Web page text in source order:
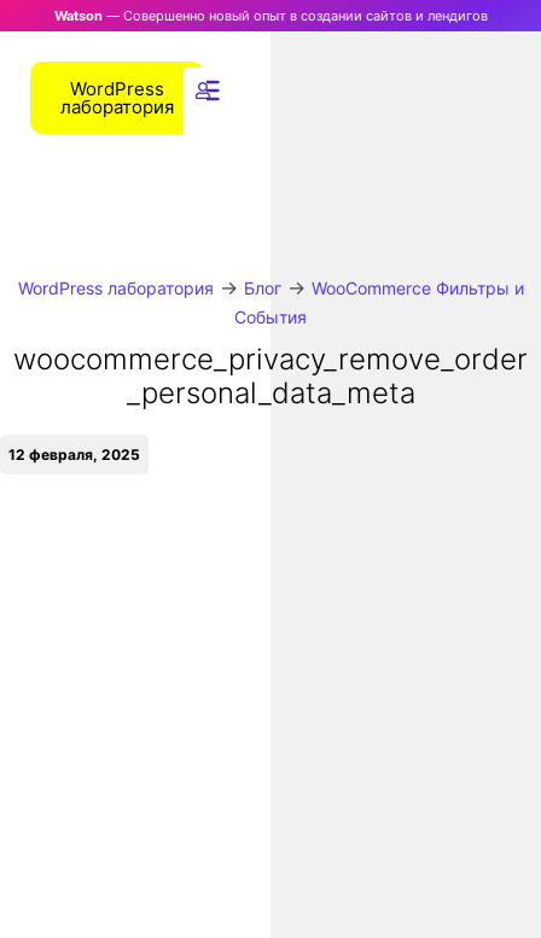
Watson— Совершенно новый опыт в создании сайтов и лендигов
WordPress
лаборатория
WordPress лаборатория → Блог→ WooCommerce Фильтры и
События
woocommerce_privacy_remove_order
_personal_data_meta
12 февраля, 2025